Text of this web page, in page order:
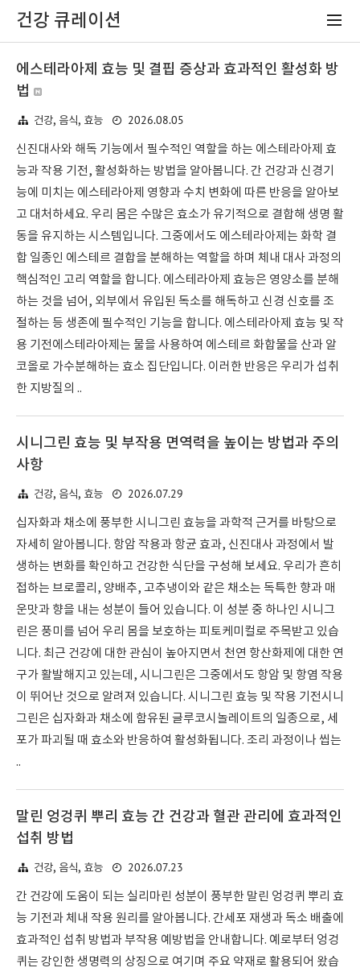
건강 큐레이션
에스테라아제 효능 및 결핍 증상과 효과적인 활성화 방
법
건강, 음식, 효능 2026.08.05
신진대사와 해독 기능에서 필수적인 역할을 하는 에스테라아제 효
능과 작용 기전, 활성화하는 방법을 알아봅니다. 간 건강과 신경기
능에 미치는 에스테라아제 영향과 수치 변화에 따른 반응을 알아보
고 대처하세요. 우리 몸은 수많은 효소가 유기적으로 결합해 생명 활
동을 유지하는 시스템입니다. 그중에서도 에스테라아제는 화학 결
합 일종인 에스테르 결합을 분해하는 역할을 하며 체내 대사 과정의
핵심적인 고리 역할을 합니다. 에스테라아제 효능은 영양소를 분해
하는 것을 넘어, 외부에서 유입된 독소를 해독하고 신경 신호를 조
절하는 등 생존에 필수적인 기능을 합니다. 에스테라아제 효능 및 작
용 기전에스테라아제는 물을 사용하여 에스테르 화합물을 산과 알
코올로 가수분해하는 효소 집단입니다. 이러한 반응은 우리가 섭취
한 지방질의 ..
시니그린 효능 및 부작용 면역력을 높이는 방법과 주의
사항
건강, 음식, 효능 2026.07.29
십자화과 채소에 풍부한 시니그린 효능을 과학적 근거를 바탕으로
자세히 알아봅니다. 항암 작용과 항균 효과, 신진대사 과정에서 발
생하는 변화를 확인하고 건강한 식단을 구성해 보세요. 우리가 흔히
접하는 브로콜리, 양배추, 고추냉이와 같은 채소는 독특한 향과 매
운맛과 향을 내는 성분이 들어 있습니다. 이 성분 중 하나인 시니그
린은 풍미를 넘어 우리 몸을 보호하는 피토케미컬로 주목받고 있습
니다. 최근 건강에 대한 관심이 높아지면서 천연 항산화제에 대한 연
구가 활발해지고 있는데, 시니그린은 그중에서도 항암 및 항염 작용
이 뛰어난 것으로 알려져 있습니다. 시니그린 효능 및 작용 기전시니
그린은 십자화과 채소에 함유된 글루코시놀레이트의 일종으로, 세
포가 파괴될 때 효소와 반응하여 활성화됩니다. 조리 과정이나 씹는
..
말린 엉겅퀴 뿌리 효능 간 건강과 혈관 관리에 효과적인
섭취 방법
건강, 음식, 효능 2026.07.23
간 건강에 도움이 되는 실리마린 성분이 풍부한 말린 엉겅퀴 뿌리 효
능 기전과 체내 작용 원리를 알아봅니다. 간세포 재생과 독소 배출에
효과적인 섭취 방법과 부작용 예방법을 안내합니다. 예로부터 엉겅
퀴는 강인한 생명력의 상징으로 여기며 주요 약재로 활용되어 왔습